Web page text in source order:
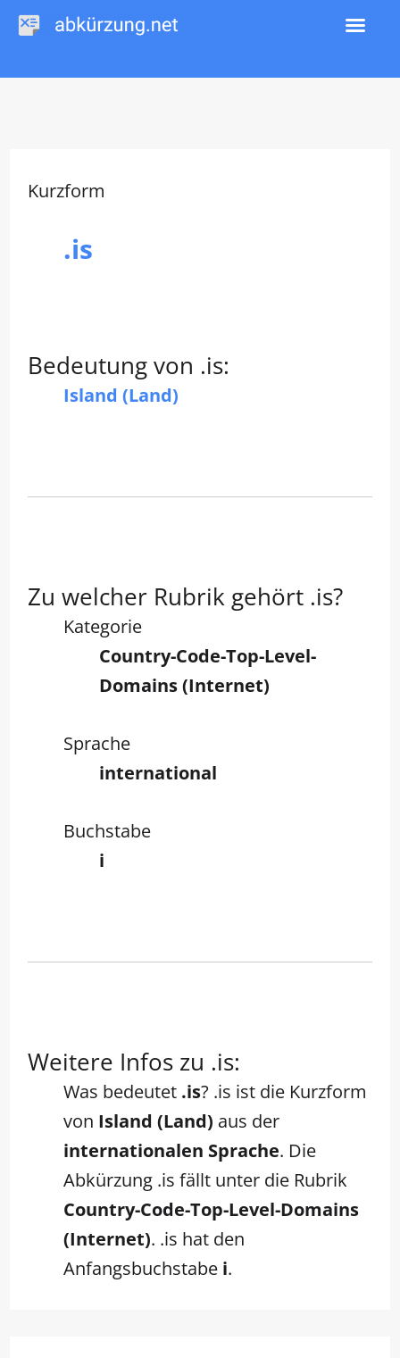
Zum
Inhalt
springen
Kurzform
.is
Bedeutung von .is:
Island (Land)
Zu welcher Rubrik gehört .is?
Kategorie
Country-Code-Top-Level-
Domains (Internet)
Sprache
international
Buchstabe
i
Weitere Infos zu .is:
Was bedeutet .is? .is ist die Kurzform
von Island (Land) aus der
internationalen Sprache. Die
Abkürzung .is fällt unter die Rubrik
Country-Code-Top-Level-Domains
(Internet). .is hat den
Anfangsbuchstabe i.